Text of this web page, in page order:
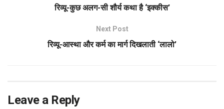
रिव्यू-कुछ अलग-सी शौर्य कथा है ‘इक्कीस’
Next Post
रिव्यू-आस्था और कर्म का मार्ग दिखलाती ‘लालो’
Leave a Reply